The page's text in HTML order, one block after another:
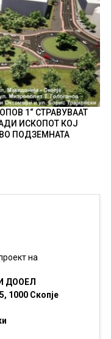
1“ СТРАВУВААТ
ИСКОПОТ КОЈ
ПОДЗЕМНАТА
на
ДООЕЛ
1000 Скопје